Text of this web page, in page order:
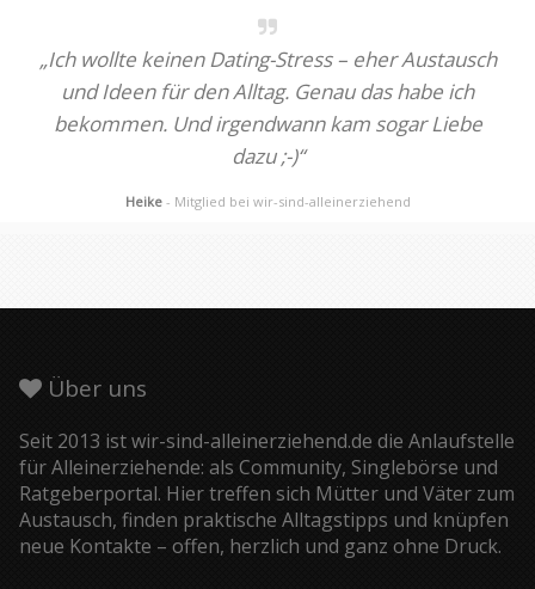
„Ich wollte keinen Dating-Stress – eher Austausch
und Ideen für den Alltag. Genau das habe ich
bekommen. Und irgendwann kam sogar Liebe
dazu ;-)“
Heike - Mitglied bei wir-sind-alleinerziehend
Über uns
Seit 2013 ist wir-sind-alleinerziehend.de die Anlaufstelle
für Alleinerziehende: als Community, Singlebörse und
Ratgeberportal. Hier treffen sich Mütter und Väter zum
Austausch, finden praktische Alltagstipps und knüpfen
neue Kontakte – offen, herzlich und ganz ohne Druck.